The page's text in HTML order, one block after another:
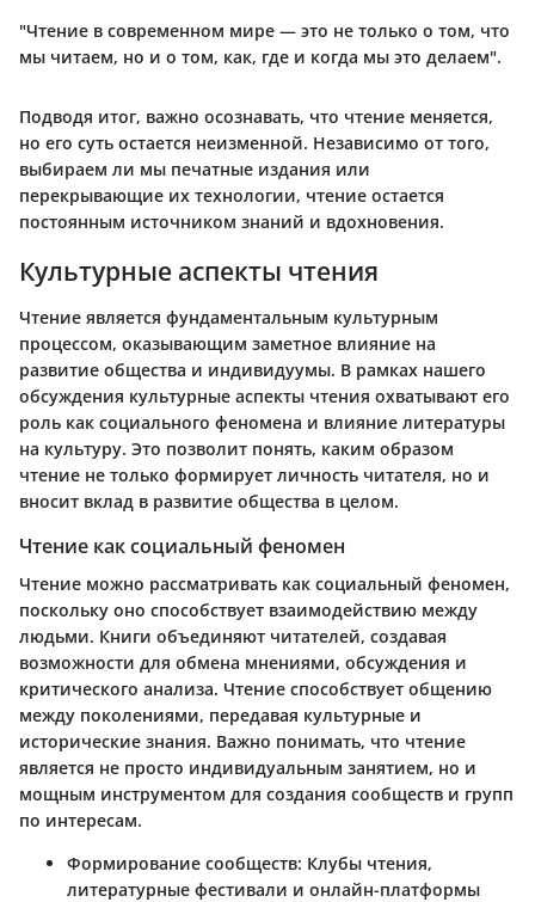
"Чтение в современном мире — это не только о том, что
мы читаем, но и о том, как, где и когда мы это делаем".
Подводя итог, важно осознавать, что чтение меняется,
но его суть остается неизменной. Независимо от того,
выбираем ли мы печатные издания или
перекрывающие их технологии, чтение остается
постоянным источником знаний и вдохновения.
Культурные аспекты чтения
Чтение является фундаментальным культурным
процессом, оказывающим заметное влияние на
развитие общества и индивидуумы. В рамках нашего
обсуждения культурные аспекты чтения охватывают его
роль как социального феномена и влияние литературы
на культуру. Это позволит понять, каким образом
чтение не только формирует личность читателя, но и
вносит вклад в развитие общества в целом.
Чтение как социальный феномен
Чтение можно рассматривать как социальный феномен,
поскольку оно способствует взаимодействию между
людьми. Книги объединяют читателей, создавая
возможности для обмена мнениями, обсуждения и
критического анализа. Чтение способствует общению
между поколениями, передавая культурные и
исторические знания. Важно понимать, что чтение
является не просто индивидуальным занятием, но и
мощным инструментом для создания сообществ и групп
по интересам.
Формирование сообществ: Клубы чтения,
литературные фестивали и онлайн-платформы